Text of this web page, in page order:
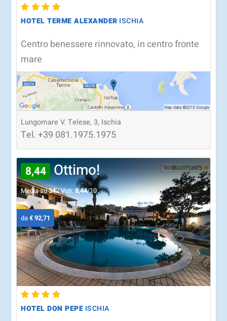
HOTEL TERME ALEXANDER ISCHIA
Centro benessere rinnovato, in centro fronte
mare
Lungomare V. Telese, 3, Ischia
Tel.+39 081.1975.1975
8,44 Ottimo!
Media su342Voti:8,44/10
da€ 92,71
HOTEL DON PEPE ISCHIA